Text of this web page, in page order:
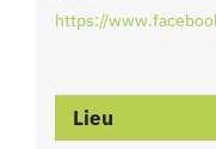
https://
Lieu